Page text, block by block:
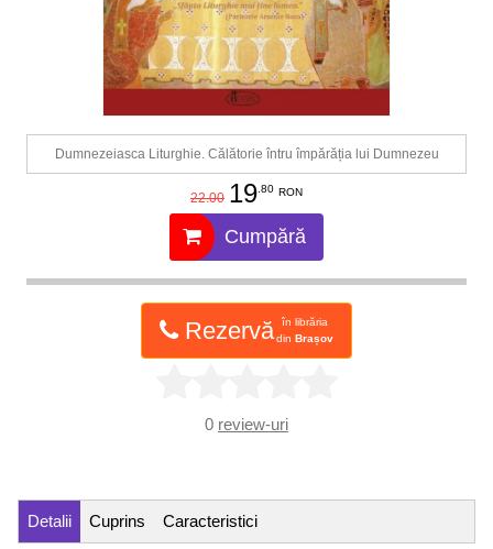
Dumnezeiasca Liturghie. Călătorie întru împărăția lui Dumnezeu
22.00 19.80 RON
Cumpără
Rezervă
în librăria
din Brașov
0 review-uri
Detalii Cuprins Caracteristici